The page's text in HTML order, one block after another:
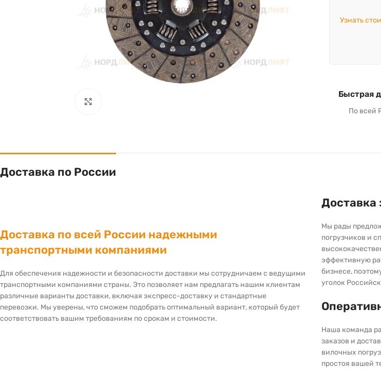
Узнать
Быстрая
По всей
Доставка по России
Доставка по всей России надежными
транспортными компаниями
Для обеспечения надежности и безопасности доставки мы сотрудничаем с ведущими
транспортными компаниями страны. Это позволяет нам предлагать нашим клиентам
различные варианты доставки, включая экспресс-доставку и стандартные
перевозки. Мы уверены, что сможем подобрать оптимальный вариант, который будет
соответствовать вашим требованиям по срокам и стоимости.
Доставка
Мы рады
погрузчиков и
эффективную
бизнесе,
уголок
Наша команда
заказов и
вилочных
простоя вашей